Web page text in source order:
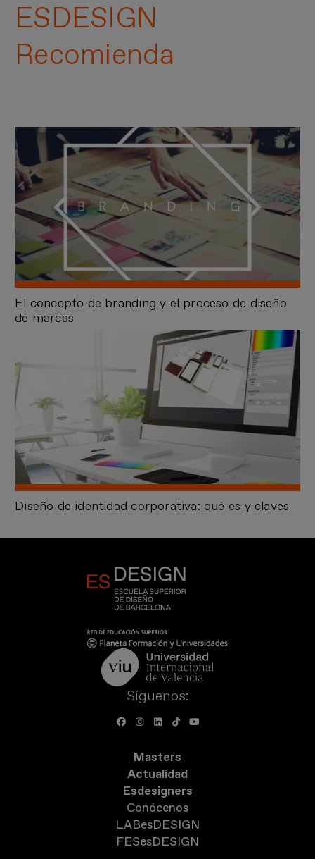
ESDESIGN
Recomienda
El concepto de branding y el proceso de diseño
de marcas
Diseño de identidad corporativa: qué es y claves
Síguenos:
Masters
Actualidad
Esdesigners
Conócenos
LABesDESIGN
FESesDESIGN